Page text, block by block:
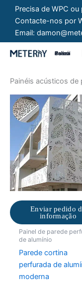
Saltar
conteúdo
Precisa de WPC
Contacte-nos por
Email:
Painéis Personalizados
Painéis acústicos de
Enviar pedido
informação
Painel de parede
de alumínio
Parede cortina
perfurada de
moderna